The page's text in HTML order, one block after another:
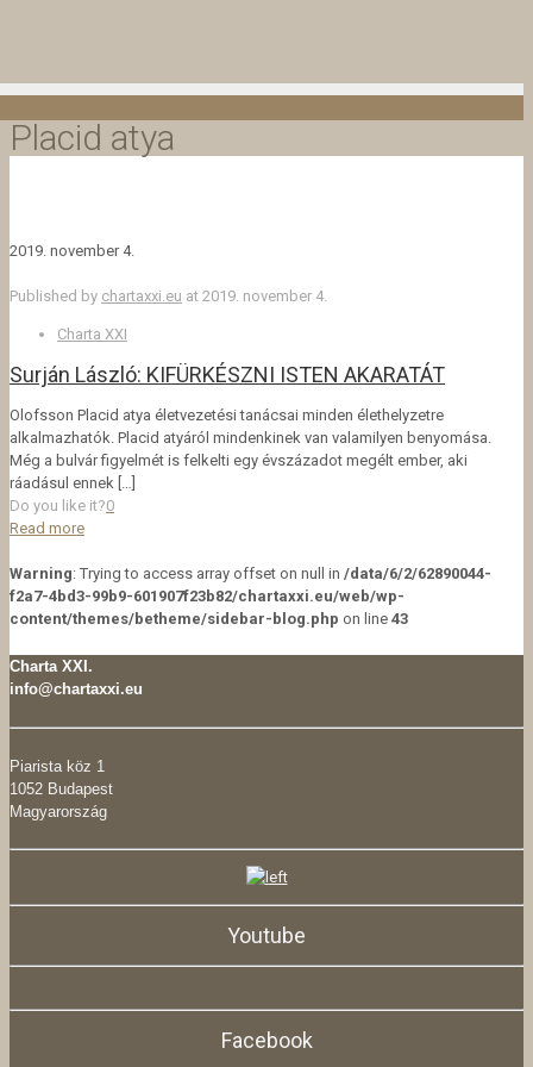
Placid atya
2019. november 4.
Published by chartaxxi.eu at 2019. november 4.
Charta XXI
Surján László: KIFÜRKÉSZNI ISTEN AKARATÁT
Olofsson Placid atya életvezetési tanácsai minden élethelyzetre
alkalmazhatók. Placid atyáról mindenkinek van valamilyen benyomása.
Még a bulvár figyelmét is felkelti egy évszázadot megélt ember, aki
ráadásul ennek […]
Do you like it?0
Read more
Warning: Trying to access array offset on null in /data/6/2/62890044-
f2a7-4bd3-99b9-601907f23b82/chartaxxi.eu/web/wp-
content/themes/betheme/sidebar-blog.php on line 43
Charta XXI.
info@chartaxxi.eu
Piarista köz 1
1052 Budapest
Magyarország
Youtube
Facebook